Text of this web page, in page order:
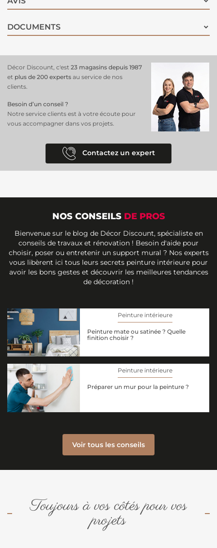
DOCUMENTS
Décor Discount, c'est 23 magasins depuis 1987
et plus de 200 experts au service de nos
clients.
Besoin d’un conseil ?
Notre service clients est à votre écoute pour
vous accompagner dans vos projets.
Contactez un expert
NOS CONSEILS DE PROS
Bienvenue sur le blog de Décor Discount, spécialiste en
conseils de travaux et rénovation ! Besoin d'aide pour
choisir, poser ou entretenir un support mural ? Nos experts
vous libèrent ici tous leurs secrets peinture intérieure pour
avoir les bons gestes et découvrir les meilleures tendances
de décoration !
Peinture intérieure
Peinture mate ou satinée ? Quelle
finition choisir ?
Peinture intérieure
Préparer un mur pour la peinture ?
Voir tous les conseils
Toujours à vos côtés pour vos
projets